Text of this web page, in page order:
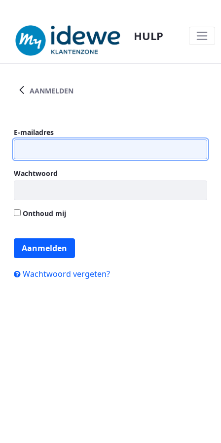
HULP
AANMELDEN
Aanmelden
E-mailadres
Wachtwoord
Onthoud mij
Aanmelden
Wachtwoord vergeten?